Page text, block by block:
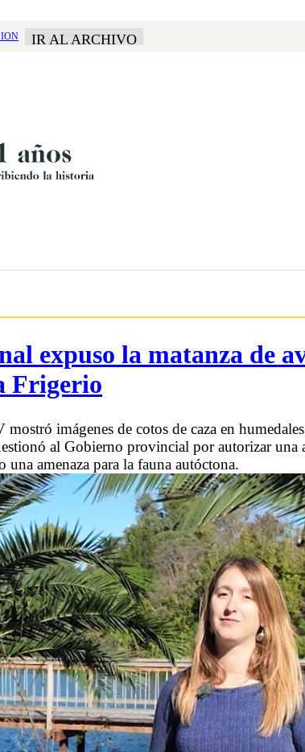
IR AL ARCHIVO
expuso la matanza de
Frigerio
imágenes de cotos de caza en
al Gobierno provincial por autorizar una
una amenaza para la fauna autóctona.